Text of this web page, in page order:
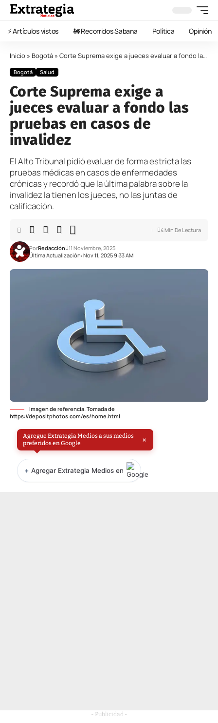
⚡️ Artículos vistos 🚂 Recorridos Sabana Política Opinión
Inicio » Bogotá » Corte Suprema exige a jueces evaluar a fondo las pruebas en casos de invalidez
Bogotá Salud
Corte Suprema exige a
jueces evaluar a fondo las
pruebas en casos de
invalidez
El Alto Tribunal pidió evaluar de forma estricta las
pruebas médicas en casos de enfermedades
crónicas y recordó que la última palabra sobre la
invalidez la tienen los jueces, no las juntas de
calificación.
Última Actualización: Nov 11, 2025 9:33 AM
PorRedacción 11 Noviembre, 2025
4 Min De Lectura
Imagen de referencia. Tomada de
https://depositphotos.com/es/home.html
Agregue Extrategia Medios a sus medios
preferidos en Google
×
+ Agregar Extrategia Medios en
- Publicidad -